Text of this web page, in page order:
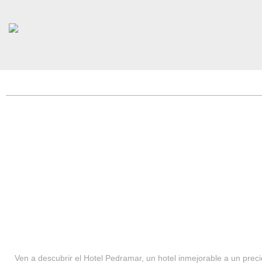
Ven a descubrir el Hotel Pedramar, un hotel inmejorable a un